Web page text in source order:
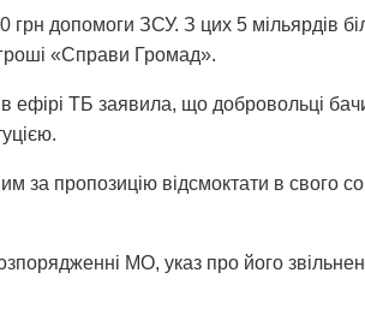
грн допомоги ЗСУ. З цих 5 мільярдів
«Справи Громад».
ТБ заявила, що добровольці
за пропозицію відсмоктати в свого
МО, указ про його